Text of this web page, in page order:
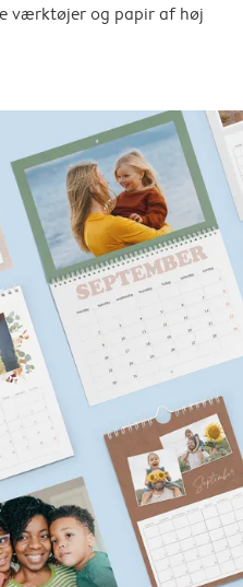
værktøjer og papir af høj